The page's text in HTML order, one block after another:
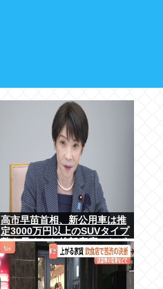
高市早苗首相、新公用車は推
定3000万円以上のSUVタイプ
贅を尽くした後部座席でたば
こを吸うのが至福の時間か ど
んどん延びる乗車時間